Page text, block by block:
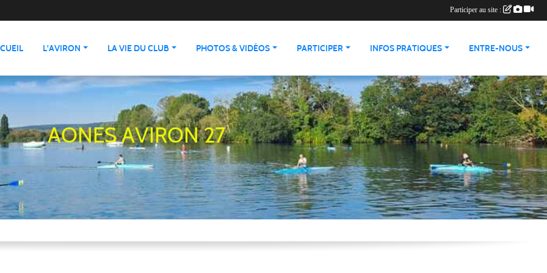
L'AVIRON LA VIE DU CLUB PHOTOS & VIDÉOS PARTICIPER INFOS PRATIQUES ENTRE-NOUS
AONES AVIRON 27
Participer au site :